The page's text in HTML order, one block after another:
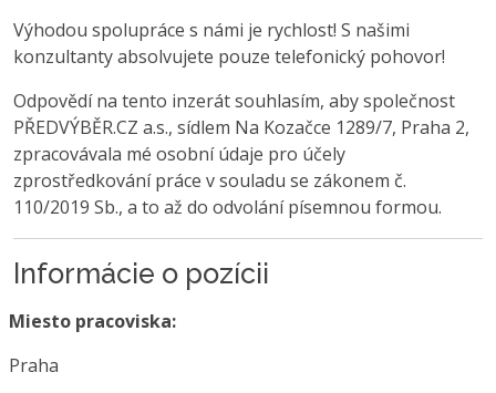
Výhodou spolupráce s námi je rychlost! S našimi
konzultanty absolvujete pouze telefonický pohovor!
Odpovědí na tento inzerát souhlasím, aby společnost
PŘEDVÝBĚR.CZ a.s., sídlem Na Kozačce 1289/7, Praha 2,
zpracovávala mé osobní údaje pro účely
zprostředkování práce v souladu se zákonem č.
110/2019 Sb., a to až do odvolání písemnou formou.
Informácie o pozícii
Miesto pracoviska:
Praha